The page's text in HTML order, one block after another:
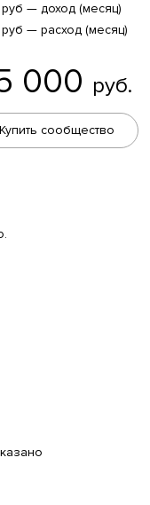
— доход (месяц)
— расход (месяц)
000 руб.
Купить сообщество